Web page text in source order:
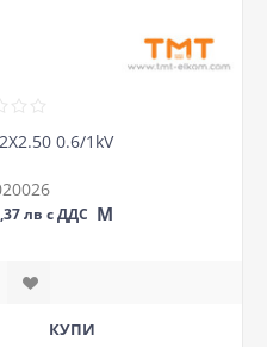
0.6/1kV
лв с ДДС М